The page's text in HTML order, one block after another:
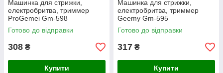
Машинка для стрижки,
електробритва, триммер
ProGemei Gm-598
Готово до відправки
308 ₴
Купити
Машинка для стрижки,
електробритва, триммер
Geemy Gm-595
Готово до відправки
317 ₴
Купити